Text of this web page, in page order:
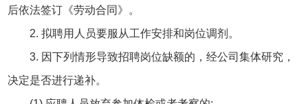
后依法签订《劳动合同》。
2. 拟聘用人员要服从工作安排和岗位调剂。
3. 因下列情形导致招聘岗位缺额的，经公司集体研究，
决定是否进行递补。